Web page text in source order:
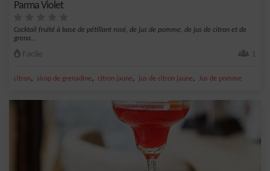
Parma Violet
Cocktail fruité à base de pétillant rosé, de jus de pomme, de jus de citron et de
grena...
Facile 1
citron, sirop de grenadine, citron jaune, jus de citron jaune, Jus de pomme